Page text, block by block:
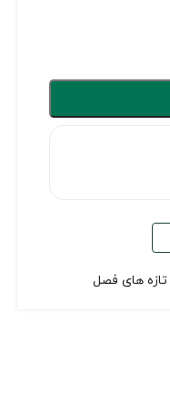
تازه های فصل